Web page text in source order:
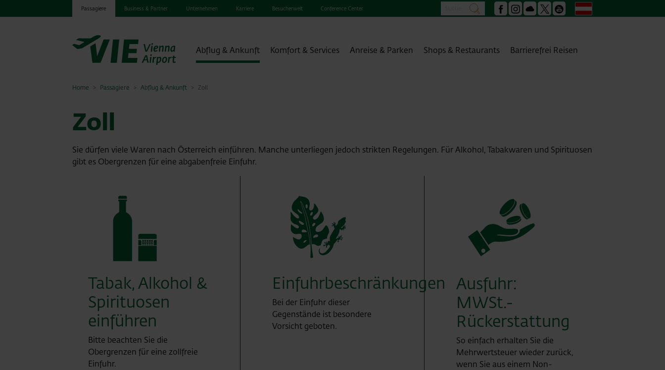
Passagiere Business & Partner Unternehmen Karriere Besucherwelt Conference Center suchen Facebook
Instagram
Podcast YoutubeDeutsch
Abflug & Ankunft Komfort & Services Anreise & Parken Shops & Restaurants Barrierefrei Reisen
Home Passagiere Abflug & Ankunft Zoll
Zoll
Sie dürfen viele Waren nach Österreich einführen. Manche unterliegen jedoch strikten Regelungen. Für Alkohol, Tabakwaren und Spirituosen
gibt es Obergrenzen für eine abgabenfreie Einfuhr.
Tabak, Alkohol &
Spirituosen
einführen
Bitte beachten Sie die
Obergrenzen für eine zollfreie
Einfuhr.
Einfuhrbeschränkungen
Bei der Einfuhr dieser
Gegenstände ist besondere
Vorsicht geboten.
Ausfuhr:
MWSt.-
Rückerstattung
So einfach erhalten Sie die
Mehrwertsteuer wieder zurück,
wenn Sie aus einem Non-